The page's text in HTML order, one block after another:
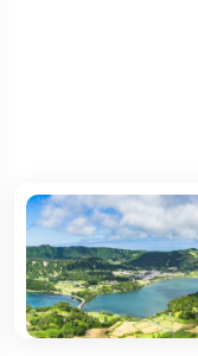
bagagem até 23kg
Circuito em
itinerário Circuito
com o itinerário